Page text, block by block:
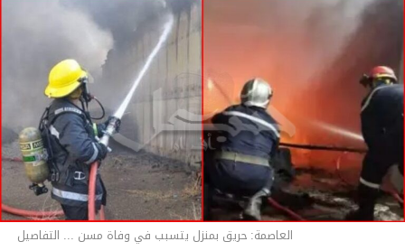
العاصمة: حريق بمنزل يتسبب في وفاة مسن ... التفاصيل